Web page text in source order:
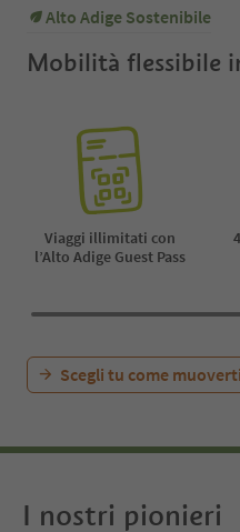
Alto Adige Sostenibile
Mobilità flessibile
Viaggi illimitati con
l’Alto Adige Guest Pass
Scegli tu come muoverti
I nostri pionieri